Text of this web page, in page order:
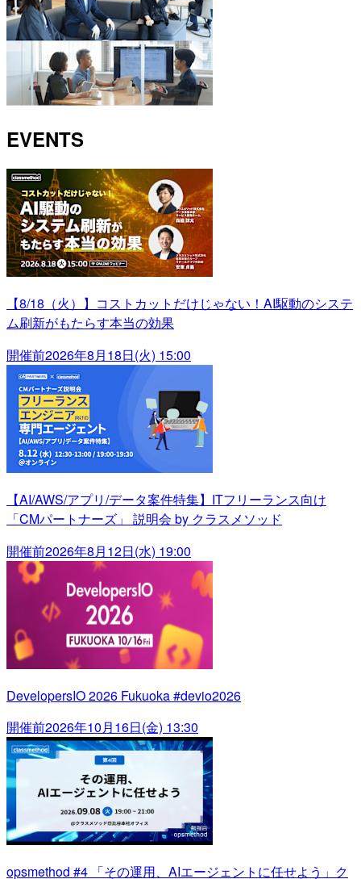
EVENTS
【8/18（火）】コストカットだけじゃない！AI駆動のシステ
ム刷新がもたらす本当の効果
開催前2026年8月18日(火) 15:00
【AI/AWS/アプリ/データ案件特集】ITフリーランス向け
「CMパートナーズ」 説明会 by クラスメソッド
開催前2026年8月12日(水) 19:00
DevelopersIO 2026 Fukuoka #devio2026
開催前2026年10月16日(金) 13:30
opsmethod #4 「その運用、AIエージェントに任せよう」ク